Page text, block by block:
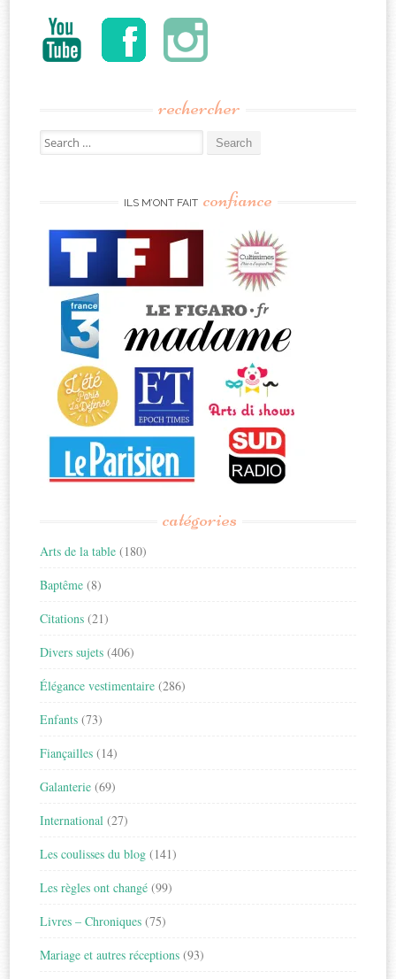
rechercher
Search
for:
ILS M’ONT FAIT confiance
catégories
Arts de la table (180)
Baptême (8)
Citations (21)
Divers sujets (406)
Élégance vestimentaire (286)
Enfants (73)
Fiançailles (14)
Galanterie (69)
International (27)
Les coulisses du blog (141)
Les règles ont changé (99)
Livres – Chroniques (75)
Mariage et autres réceptions (93)